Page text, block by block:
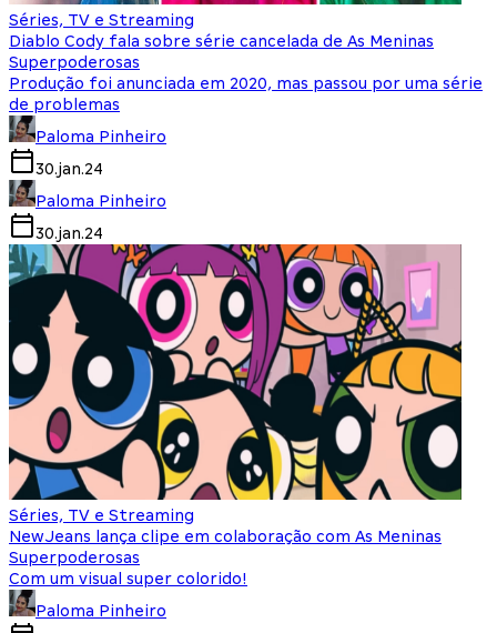
Séries, TV e Streaming
Diablo Cody fala sobre série cancelada de As Meninas
Superpoderosas
Produção foi anunciada em 2020, mas passou por uma série
de problemas
Paloma Pinheiro
30.jan.24
Paloma Pinheiro
30.jan.24
Séries, TV e Streaming
NewJeans lança clipe em colaboração com As Meninas
Superpoderosas
Com um visual super colorido!
Paloma Pinheiro